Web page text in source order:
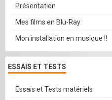
Présentation
Mes films en Blu-Ray
Mon installation en musique !!
ESSAIS ET TESTS
Essais et Tests matériels